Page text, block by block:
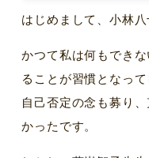
はじめまして、小林八
かつて私は何もでき
ることが習慣となって
自己否定の念も募り
かったです。